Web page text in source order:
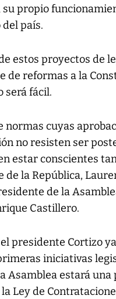
su propio
país.
estos proyectos de
de reformas a la
será fácil.
normas cuyas
no resisten ser
estar conscientes
de la República,
de la
Castillero.
presidente Cortizo
iniciativas
Asamblea estará
Ley de